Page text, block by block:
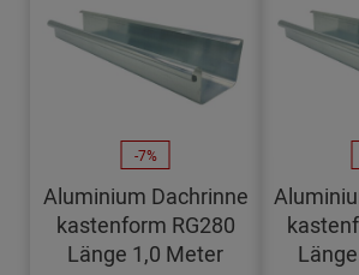
-7%
Aluminium Dachrinne
kastenform RG280
Länge 1,0 Meter